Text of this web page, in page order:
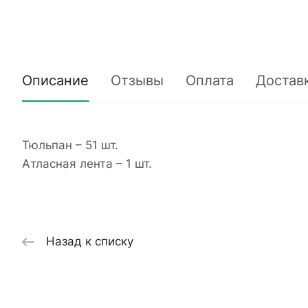
Описание Отзывы Оплата
Тюльпан – 51 шт.
Атласная лента – 1 шт.
Назад к списку